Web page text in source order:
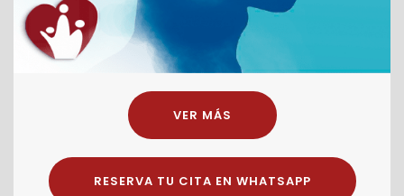
VER MÁS
RESERVA TU CITA EN WHATSAPP